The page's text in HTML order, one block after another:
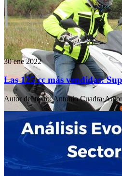
30 ene 2022
Las 125 cc más vendidas:
Autor del texto:Antonio Cuadra·